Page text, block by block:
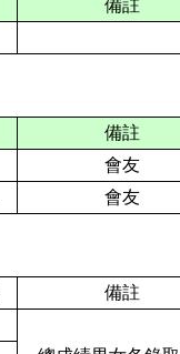
備註
備註
會友
會友
備註